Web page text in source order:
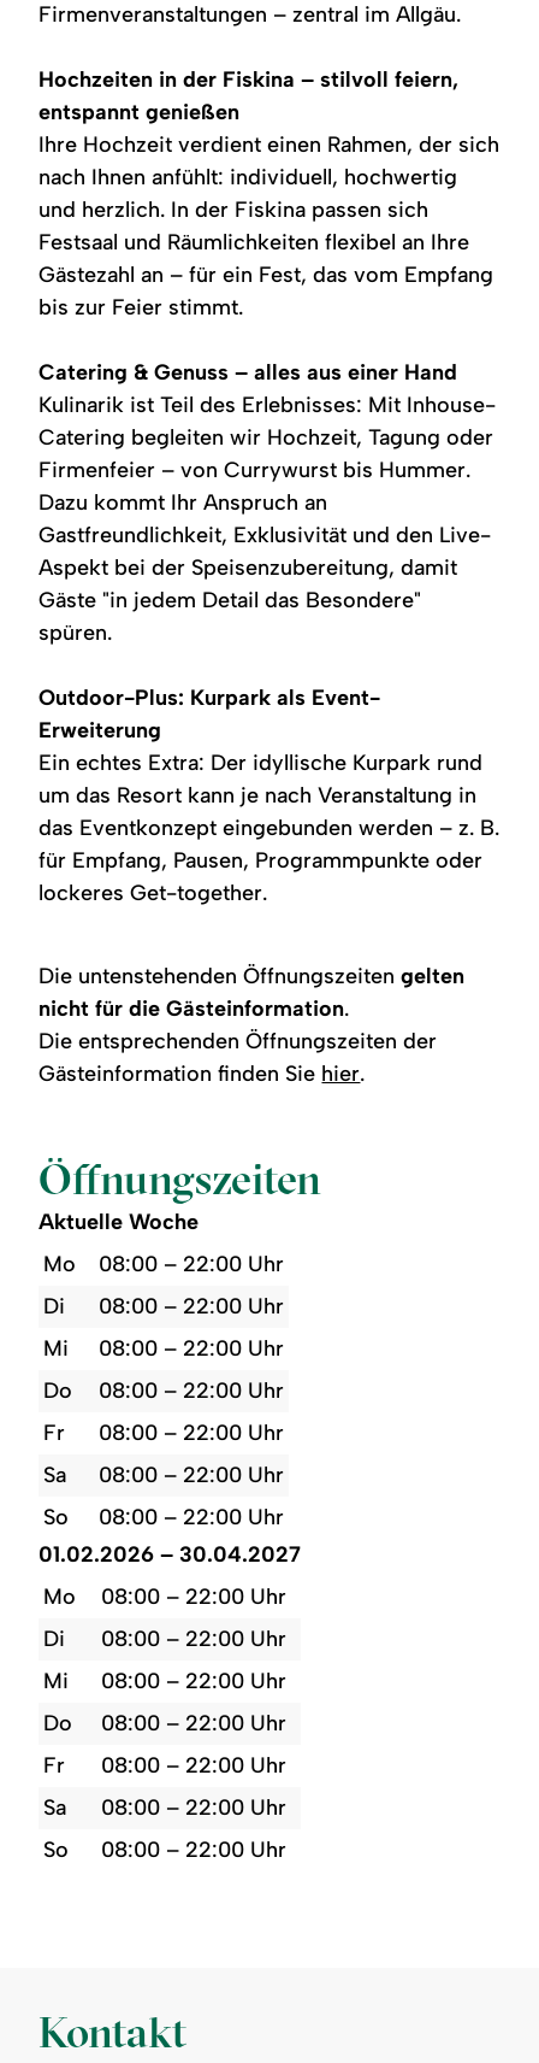
Firmenveranstaltungen – zentral im Allgäu.
Hochzeiten in der Fiskina – stilvoll feiern,
entspannt genießen
Ihre Hochzeit verdient einen Rahmen, der sich
nach Ihnen anfühlt: individuell, hochwertig
und herzlich. In der Fiskina passen sich
Festsaal und Räumlichkeiten flexibel an Ihre
Gästezahl an – für ein Fest, das vom Empfang
bis zur Feier stimmt.
Catering & Genuss – alles aus einer Hand
Kulinarik ist Teil des Erlebnisses: Mit Inhouse-
Catering begleiten wir Hochzeit, Tagung oder
Firmenfeier – von Currywurst bis Hummer.
Dazu kommt Ihr Anspruch an
Gastfreundlichkeit, Exklusivität und den Live-
Aspekt bei der Speisenzubereitung, damit
Gäste "in jedem Detail das Besondere"
spüren.
Outdoor-Plus: Kurpark als Event-
Erweiterung
Ein echtes Extra: Der idyllische Kurpark rund
um das Resort kann je nach Veranstaltung in
das Eventkonzept eingebunden werden – z. B.
für Empfang, Pausen, Programmpunkte oder
lockeres Get-together.
Die untenstehenden Öffnungszeitengelten
nicht für die Gästeinformation.
Die entsprechenden Öffnungszeiten der
Gästeinformation finden Sie hier.
Öffnungszeiten
Aktuelle Woche
Mo
08:00 – 22:00 Uhr
Di
08:00 – 22:00 Uhr
Mi
08:00 – 22:00 Uhr
Do
08:00 – 22:00 Uhr
Fr
08:00 – 22:00 Uhr
Sa
08:00 – 22:00 Uhr
So
08:00 – 22:00 Uhr
01.02.2026 – 30.04.2027
Mo
08:00 – 22:00 Uhr
Di
08:00 – 22:00 Uhr
Mi
08:00 – 22:00 Uhr
Do
08:00 – 22:00 Uhr
Fr
08:00 – 22:00 Uhr
Sa
08:00 – 22:00 Uhr
So
08:00 – 22:00 Uhr
Kontakt